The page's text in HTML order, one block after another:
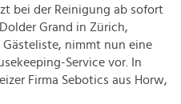
bei der Reinigung ab sofort
Grand in Zürich,
nimmt nun eine
Service vor. In
Firma Sebotics aus Horw,